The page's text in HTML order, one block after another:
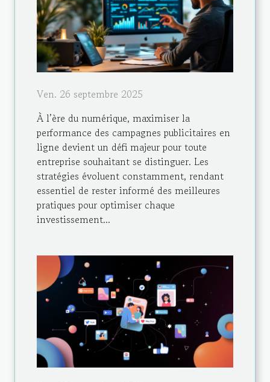
Ven. 26 septembre 2025
À l’ère du numérique, maximiser la
performance des campagnes publicitaires en
ligne devient un défi majeur pour toute
entreprise souhaitant se distinguer. Les
stratégies évoluent constamment, rendant
essentiel de rester informé des meilleures
pratiques pour optimiser chaque
investissement...